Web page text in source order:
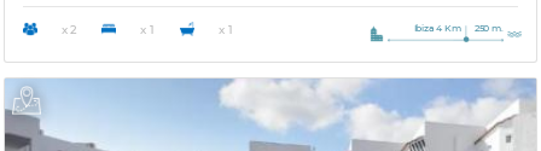
x 2 x 1 x 1 Ibiza 4 Km 250 m.